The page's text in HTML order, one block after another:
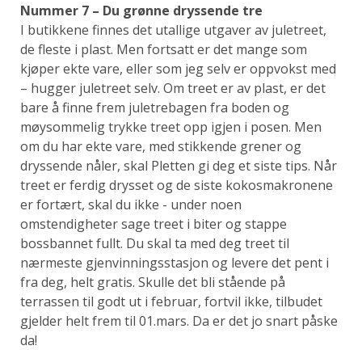
Nummer 7 – Du grønne dryssende tre
I butikkene finnes det utallige utgaver av juletreet,
de fleste i plast. Men fortsatt er det mange som
kjøper ekte vare, eller som jeg selv er oppvokst med
– hugger juletreet selv. Om treet er av plast, er det
bare å finne frem juletrebagen fra boden og
møysommelig trykke treet opp igjen i posen. Men
om du har ekte vare, med stikkende grener og
dryssende nåler, skal Pletten gi deg et siste tips. Når
treet er ferdig drysset og de siste kokosmakronene
er fortært, skal du ikke - under noen
omstendigheter sage treet i biter og stappe
bossbannet fullt. Du skal ta med deg treet til
nærmeste gjenvinningsstasjon og levere det pent i
fra deg, helt gratis. Skulle det bli stående på
terrassen til godt ut i februar, fortvil ikke, tilbudet
gjelder helt frem til 01.mars. Da er det jo snart påske
da!